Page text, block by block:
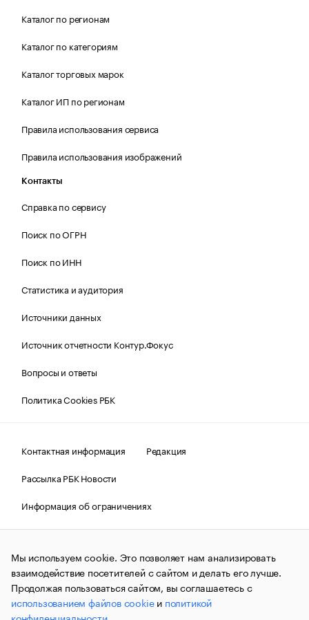
Каталог по регионам
Каталог по категориям
Каталог торговых марок
Каталог ИП по регионам
Правила использования сервиса
Правила использования изображений
Контакты
Справка по сервису
Поиск по ОГРН
Поиск по ИНН
Статистика и аудитория
Источники данных
Источник отчетности Контур.Фокус
Вопросы и ответы
Политика Cookies РБК
Контактная информация
Редакция
Рассылка РБК Новости
Информация об ограничениях
Правовая информация
О соблюдении авторских прав
© АО «РОСБИЗНЕСКОНСАЛТИНГ»,1995–2026.Сообщения
и материалы информационного агентства «РБК»
(зарегистрировано Федеральной службой по надзору в сфере
связи, информационных технологий и массовых
коммуникаций (Роскомнадзор) 09.12.2015 за номером ИА
№ФС77-63848) сопровождаются пометкой «РБК». Отдельные
Мы используем cookie. Это позволяет нам анализировать
взаимодействие посетителей с сайтом и делать его лучше.
Продолжая пользоваться сайтом, вы соглашаетесь с
использованием файлов cookieи политикой